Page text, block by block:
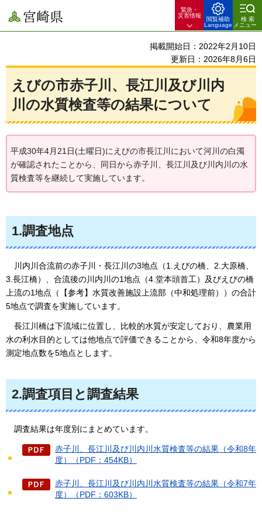
宮崎県
緊急・
災害情報
閲覧補助
Language
検索
メニュー
掲載開始日：2022年2月10日
更新日：2026年8月6日
えびの市赤子川、長江川及び川内
川の水質検査等の結果について
平成30年4月21日(土曜日)にえびの市長江川において河川の白濁
が確認されたことから、同日から赤子川、長江川及び川内川の水
質検査等を継続して実施しています。
1.調査地点
川内川合流前の赤子川・長江川の3地点（1.えびの橋、2.大原橋、
3.長江橋）、合流後の川内川の1地点（4.堂本頭首工）及びえびの橋
上流の1地点（【参考】水質改善施設上流部（中和処理前））の合計
5地点で調査を実施しています。
長江川橋は下流域に位置し、比較的水質が安定しており、農業用
水の利水目的としては他地点で評価できることから、令和8年度から
測定地点数を5地点とします。
2.調査項目と調査結果
調査結果は年度別にまとめています。
赤子川、長江川及び川内川水質検査等の結果（令和8年
度）（PDF：454KB）
赤子川、長江川及び川内川水質検査等の結果（令和7年
度）（PDF：603KB）